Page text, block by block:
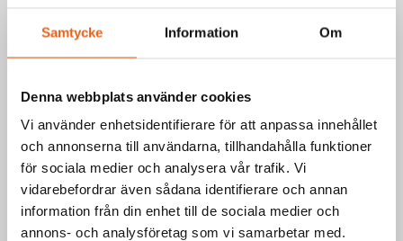
Samtycke Information Om
Denna webbplats använder cookies
Vi använder enhetsidentifierare för att anpassa innehållet
och annonserna till användarna, tillhandahålla funktioner
för sociala medier och analysera vår trafik. Vi
vidarebefordrar även sådana identifierare och annan
information från din enhet till de sociala medier och
annons- och analysföretag som vi samarbetar med.
Teknisk information